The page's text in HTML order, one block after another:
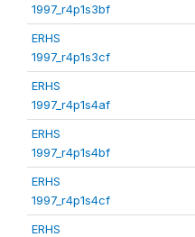
1997_r4p1s3bf
ERHS
1997_r4p1s3cf
ERHS
1997_r4p1s4af
ERHS
1997_r4p1s4bf
ERHS
1997_r4p1s4cf
ERHS